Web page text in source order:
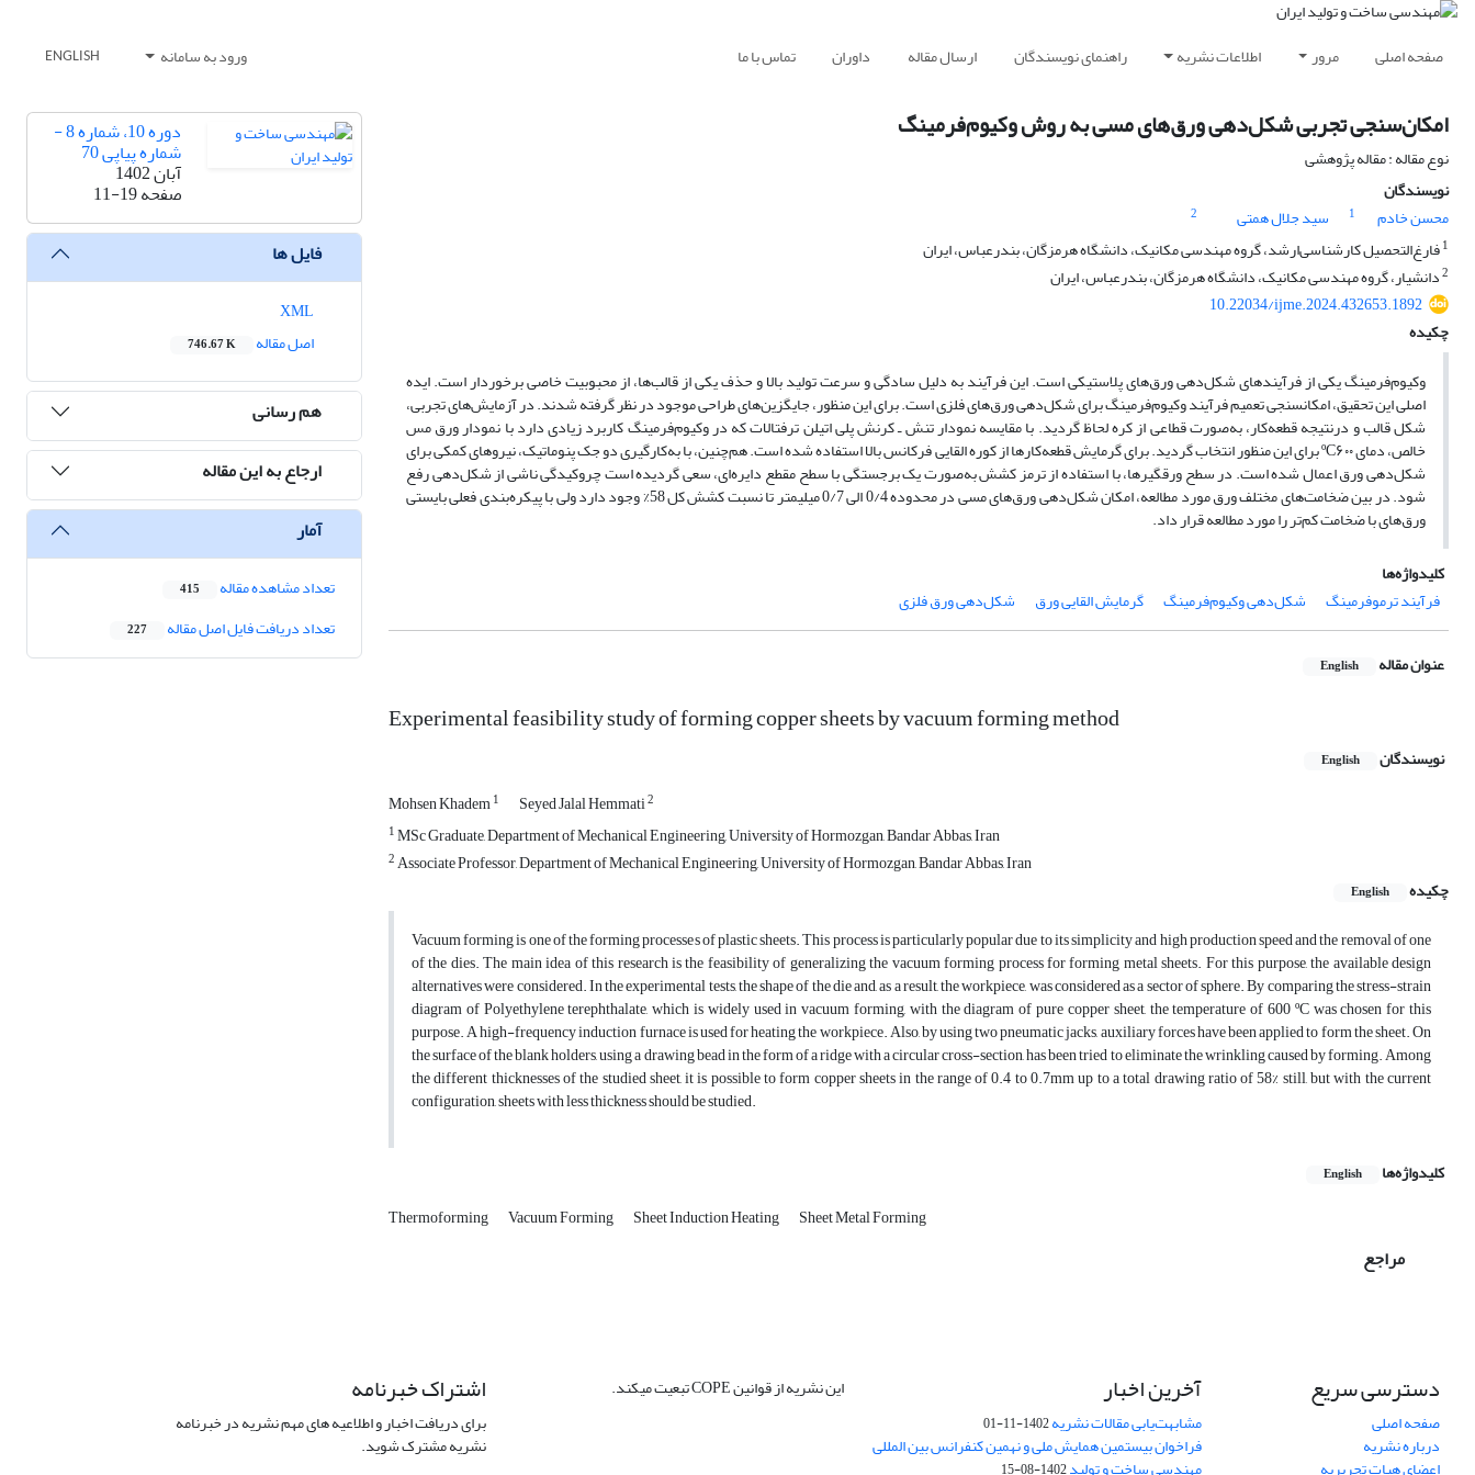
صفحه اصلی مرور اطلاعات نشریه راهنمای نویسندگان ارسال مقاله داوران تماس با ما ورود به سامانه ENGLISH
امکان‌سنجی تجربی شکل‌دهی ورق‌های مسی به روش وکیوم‌فرمینگ
نوع مقاله : مقاله پژوهشی
نویسندگان
محسن خادم
1 سید جلال همتی
2
1فارغ‌التحصیل کارشناسی‌ارشد، گروه مهندسی مکانیک، دانشگاه هرمزگان، بندرعباس، ایران
2دانشیار، گروه مهندسی مکانیک، دانشگاه هرمزگان، بندرعباس، ایران
10.22034/ijme.2024.432653.1892
چکیده
وکیوم‌فرمینگ یکی از فرآیندهای شکل­‌دهی ورق­‌های پلاستیکی است. این فرآیند به دلیل سادگی و سرعت تولید بالا و حذف یکی از قالب­‌ها، از محبوبیت خاصی برخوردار است. ایده
اصلی این تحقیق، امکان­سنجی تعمیم فرآیند وکیوم‌فرمینگ برای شکل­‌دهی ورق­‌های فلزی است. برای این­ منظور، جایگزین­‌های طراحی موجود در نظر گرفته شدند. در آزمایش‌­های تجربی،
شکل قالب و درنتیجه قطعه‌کار، به‌صورت قطاعی از کره لحاظ گردید. با مقایسه نمودار تنش ـ کرنش پلی اتیلن ترفتالات که در وکیوم‌فرمینگ کاربرد زیادی دارد با نمودار ورق مس
خالص، دمای ºC۶۰۰ برای این منظور انتخاب گردید. برای گرمایش قطعه‌کارها از کوره القایی فرکانس بالا استفاده‌ شده است. هم‌چنین، با به‌کارگیری دو جک­ پنوماتیک، نیروهای کمکی برای
شکل‌دهی ورق اعمال ‌شده است. در سطح ورق­گیرها، با استفاده از ترمز کشش به‌صورت یک برجستگی با سطح مقطع دایره‌ای، سعی گردیده است چروکیدگی ناشی از شکل‌دهی رفع
شود. در بین ضخامت‌­های مختلف ورق مورد مطالعه، امکان شکل­‌دهی ورق‌های مسی در محدوده 0/4 الی 0/7 میلی­متر تا نسبت کشش کل 58% وجود دارد ولی با پیکره‌بندی فعلی بایستی
ور‌ق‌های با ضخامت کم‌تر را مورد مطالعه قرار داد.
کلیدواژه‌ها
فرآیند ترموفرمینگ
شکل‌دهی وکیوم‌فرمینگ گرمایش القایی ورق شکل‌دهی ورق فلزی
عنوان مقاله English
Experimental feasibility study of forming copper sheets by vacuum forming method
نویسندگان English
Mohsen Khadem1 Seyed Jalal Hemmati2
1MSc Graduate, Department of Mechanical Engineering, University of Hormozgan, Bandar Abbas, Iran
2Associate Professor, Department of Mechanical Engineering, University of Hormozgan, Bandar Abbas, Iran
چکیده
English
Vacuum forming is one of the forming processes of plastic sheets. This process is particularly popular due to its simplicity and high production speed and the removal of one
of the dies. The main idea of this research is the feasibility of generalizing the vacuum forming process for forming metal sheets. For this purpose, the available design
alternatives were considered. In the experimental tests, the shape of the die and, as a result, the workpiece, was considered as a sector of sphere. By comparing the stress-strain
diagram of Polyethylene terephthalate, which is widely used in vacuum forming, with the diagram of pure copper sheet, the temperature of 600 ºC was chosen for this
purpose. A high-frequency induction furnace is used for heating the workpiece. Also, by using two pneumatic jacks, auxiliary forces have been applied to form the sheet. On
the surface of the blank holders, using a drawing bead in the form of a ridge with a circular cross-section, has been tried to eliminate the wrinkling caused by forming. Among
the different thicknesses of the studied sheet, it is possible to form copper sheets in the range of 0.4 to 0.7mm up to a total drawing ratio of 58% still, but with the current
configuration, sheets with less thickness should be studied.
کلیدواژه‌ها English
Thermoforming Vacuum Forming Sheet Induction Heating Sheet Metal Forming
مراجع
دوره 10، شماره 8 -
شماره پیاپی 70
آبان 1402
صفحه11-19
فایل ها
اصل مقاله
746.67 K
هم رسانی
ارجاع به این مقاله
آمار
تعداد مشاهده مقاله 415
تعداد دریافت فایل اصل مقاله 227
دسترسی سریع
صفحه اصلی
درباره نشریه
آخرین اخبار
مشابهت‌یابی مقالات نشریه1402-11-01
فراخوان بیستمین همایش ملی و نهمین کنفرانس بین المللی
این نشریه از قوانین COPE تبعیت میکند. اشتراک خبرنامه
برای دریافت اخبار و اطلاعیه های مهم نشریه در خبرنامه
نشریه مشترک شوید.